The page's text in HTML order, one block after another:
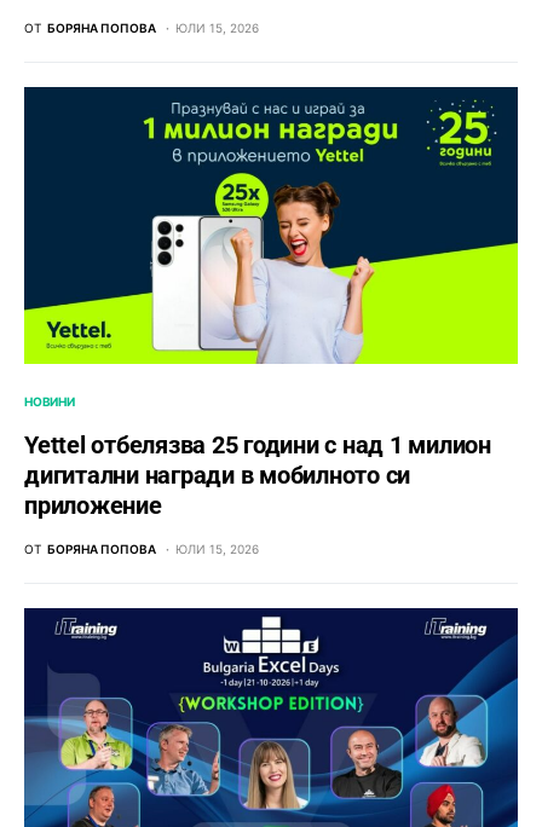
ОТ БОРЯНА ПОПОВА ЮЛИ 15, 2026
НОВИНИ
Yettel отбелязва 25 години с над 1 милион
дигитални награди в мобилното си
приложение
ОТ БОРЯНА ПОПОВА ЮЛИ 15, 2026